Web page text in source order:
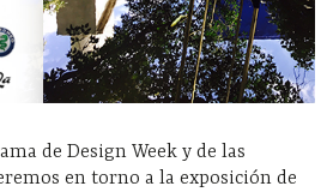
de Design Week y de las
en torno a la exposición de